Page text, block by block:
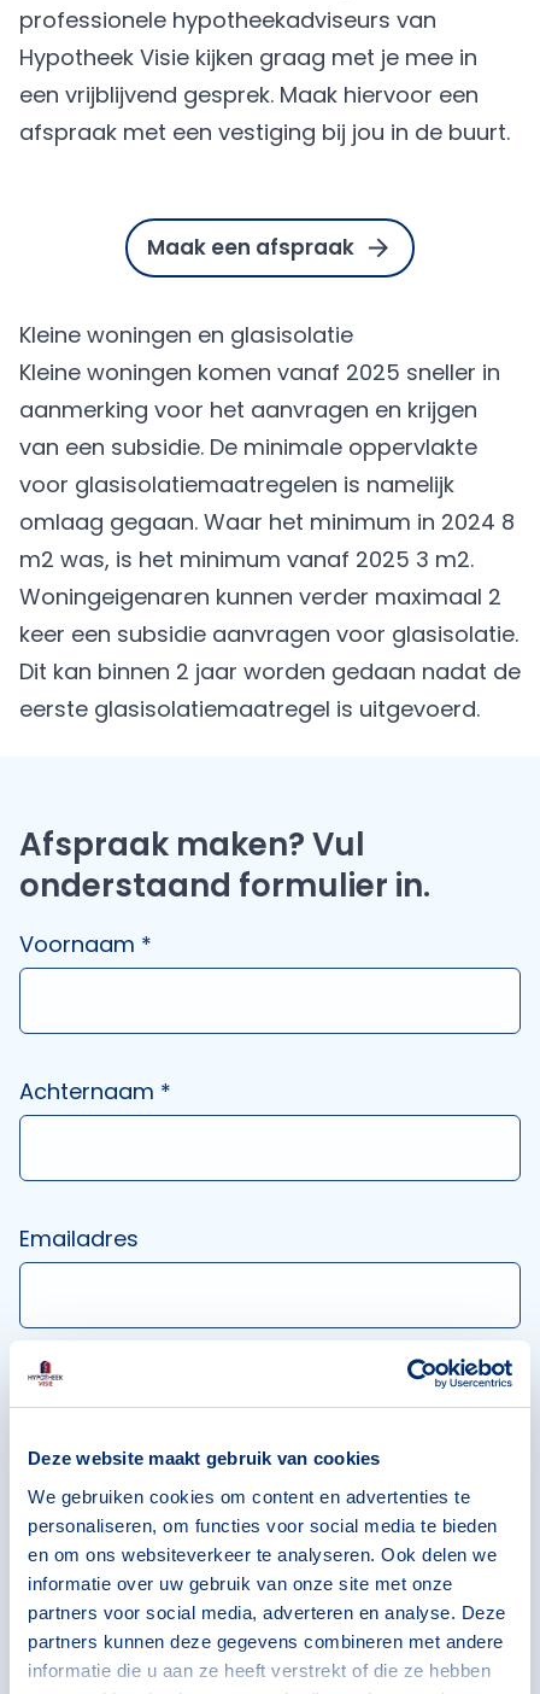
Deze website maakt gebruik van cookies
We gebruiken cookies om content en advertenties te
personaliseren, om functies voor social media te bieden
en om ons websiteverkeer te analyseren. Ook delen we
informatie over uw gebruik van onze site met onze
partners voor social media, adverteren en analyse. Deze
partners kunnen deze gegevens combineren met andere
informatie die u aan ze heeft verstrekt of die ze hebben
professionele hypotheekadviseurs van
Hypotheek Visie kijken graag met je mee in
een vrijblijvend gesprek. Maak hiervoor een
afspraak met een vestiging bij jou in de buurt.
Maak een afspraak
Kleine woningen en glasisolatie
Kleine woningen komen vanaf 2025 sneller in
aanmerking voor het aanvragen en krijgen
van een subsidie. De minimale oppervlakte
voor glasisolatiemaatregelen is namelijk
omlaag gegaan. Waar het minimum in 2024 8
m2 was, is het minimum vanaf 2025 3 m2.
Woningeigenaren kunnen verder maximaal 2
keer een subsidie aanvragen voor glasisolatie.
Dit kan binnen 2 jaar worden gedaan nadat de
eerste glasisolatiemaatregel is uitgevoerd.
Afspraak maken? Vul
onderstaand formulier in.
Voornaam *
Achternaam *
Emailadres
Telefoonnummer *
Postcode *